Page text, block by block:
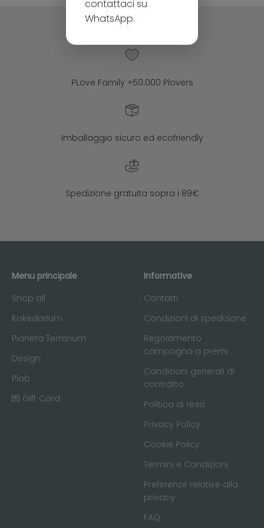
contattaci su
WhatsApp.
PLove Family +50.000 Plovers
Imballaggio sicuro ed ecofriendly
Spedizione gratuita sopra i 89€
Menu principale
Shop all
Kokedarium
Pianeta Terrarium
Design
Plab
💌 Gift Card
Informative
Contatti
Condizioni di spedizione
Regolamento
campagna a premi
Condizioni generali di
contratto
Politica di reso
Privacy Policy
Cookie Policy
Termini e Condizioni
Preferenze relative alla
privacy
FAQ